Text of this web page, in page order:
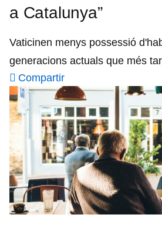
a Catalunya”
Vaticinen menys possessió
generacions actuals que més
Compartir